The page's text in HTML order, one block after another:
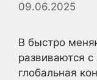
09.06.2025
В быстро
развиваются
глобальная